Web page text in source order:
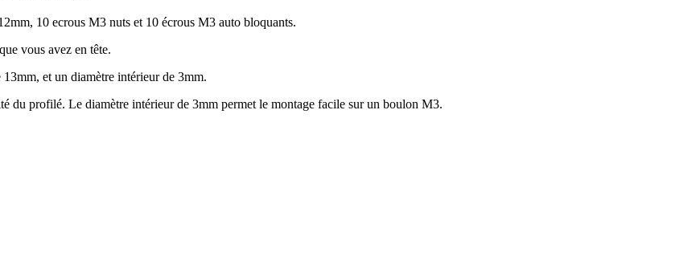
10 ecrous M3 nuts et 10 écrous M3 auto bloquants.
vous avez en tête.
et un diamètre intérieur de 3mm.
du profilé. Le diamètre intérieur de 3mm permet le montage facile sur un boulon M3.